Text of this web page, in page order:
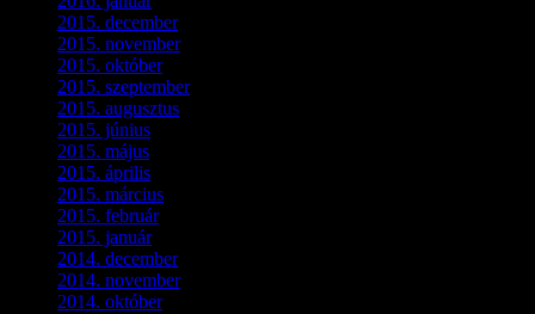
2015. december(1)
2015. november(4)
2015. október(4)
2015. szeptember(5)
2015. augusztus
2015. június
2015. május
2015. április
2015. március
2015. február(2)
2015. január(5)
2014. december(4)
2014. november(1)
2014. október(2)